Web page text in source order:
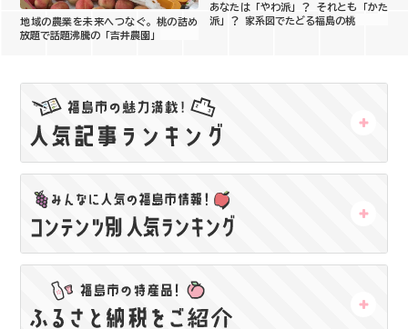
地域の農業を未来へつなぐ。桃の詰め
放題で話題沸騰の「吉井農園」
あなたは「やわ派」？ それとも「かた
派」？ 家系図でたどる福島の桃